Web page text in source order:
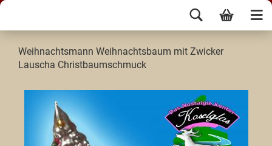
Weihnachtsmann Weihnachtsbaum mit Zwicker
Lauscha Christbaumschmuck